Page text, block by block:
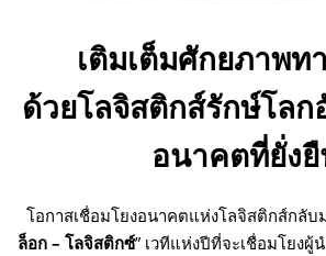
เติมเต็มศักยภาพท
ด้วยโลจิสติกส์รักษ์โลก
อนาคตที่ยั่ง
โอกาสเชื่อมโยงอนาคตแห่งโลจิสติกส์กลับ
ล็อก – โลจิสติกซ์” เวทีแห่งปีที่จะเชื่อมโยงผู้